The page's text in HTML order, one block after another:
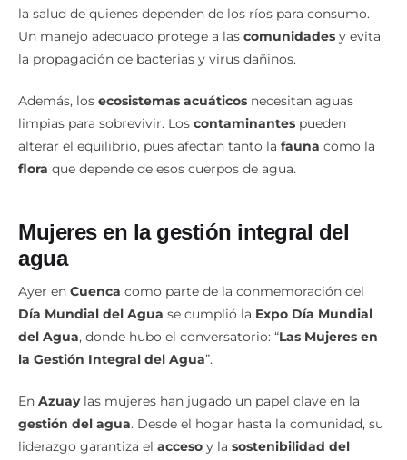
la salud de quienes dependen de los ríos para consumo.
Un manejo adecuado protege a las comunidades y evita
la propagación de bacterias y virus dañinos.
Además, los ecosistemas acuáticos necesitan aguas
limpias para sobrevivir. Los contaminantes pueden
alterar el equilibrio, pues afectan tanto la fauna como la
flora que depende de esos cuerpos de agua.
Mujeres en la gestión integral del
agua
Ayer en Cuenca como parte de la conmemoración del
Día Mundial del Agua se cumplió la Expo Día Mundial
del Agua, donde hubo el conversatorio: “Las Mujeres en
la Gestión Integral del Agua”.
En Azuaylas mujeres han jugado un papel clave en la
gestión del agua. Desde el hogar hasta la comunidad, su
liderazgo garantiza el acceso y la sostenibilidad del